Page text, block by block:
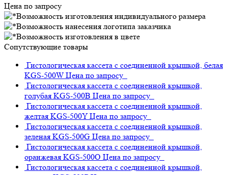
Цена по запросу
Сопутствующие товары
Гистологическая кассета с соединенной крышкой, белая
KGS-500W Цена по запросу
Гистологическая кассета с соединенной крышкой,
голубая KGS-500B Цена по запросу
Гистологическая кассета с соединенной крышкой,
желтая KGS-500Y Цена по запросу
Гистологическая кассета с соединенной крышкой,
зеленая KGS-500G Цена по запросу
Гистологическая кассета с соединенной крышкой,
оранжевая KGS-500O Цена по запросу
Гистологическая кассета с соединенной крышкой,